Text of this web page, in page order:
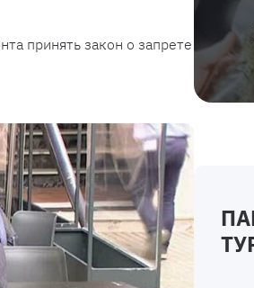
принять закон о запрете